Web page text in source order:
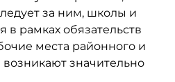
за ним, школы и
в рамках обязательств
места районного и
значительно